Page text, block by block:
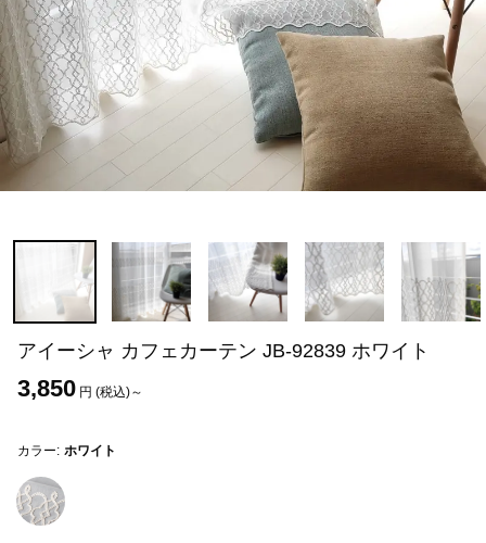
アイーシャ カフェカーテン JB-92839 ホワイト
3,850 円 (税込)～
カラー: ホワイト